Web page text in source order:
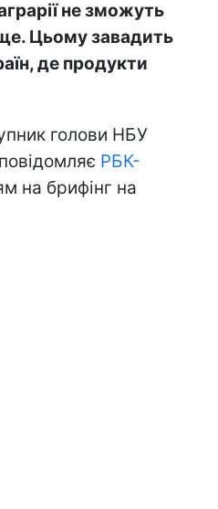
не зможуть
Цьому завадить
де продукти
голови НБУ
РБК-
на брифінг на